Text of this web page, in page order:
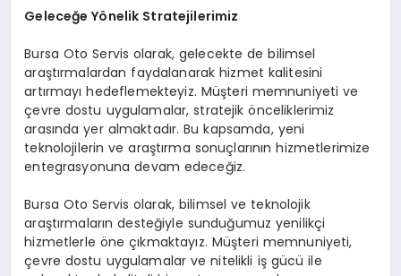
Geleceğe Yönelik Stratejilerimiz
Bursa Oto Servis olarak, gelecekte de bilimsel
araştırmalardan faydalanarak hizmet kalitesini
artırmayı hedeflemekteyiz. Müşteri memnuniyeti ve
çevre dostu uygulamalar, stratejik önceliklerimiz
arasında yer almaktadır. Bu kapsamda, yeni
teknolojilerin ve araştırma sonuçlarının hizmetlerimize
entegrasyonuna devam edeceğiz​.
Bursa Oto Servis olarak, bilimsel ve teknolojik
araştırmaların desteğiyle sunduğumuz yenilikçi
hizmetlerle öne çıkmaktayız. Müşteri memnuniyeti,
çevre dostu uygulamalar ve nitelikli iş gücü ile